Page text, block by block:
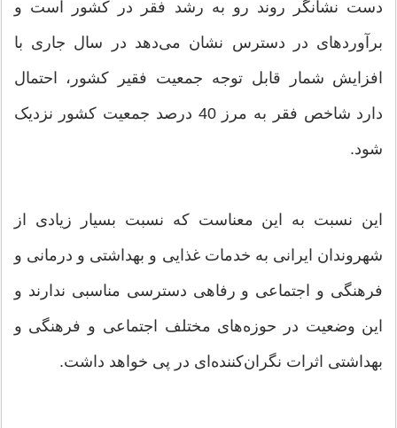
دست نشانگر روند رو به رشد فقر در کشور است و
برآوردهای در دسترس نشان می‌دهد در سال جاری با
افزایش شمار قابل توجه جمعیت فقیر کشور، احتمال
دارد شاخص فقر به مرز 40 درصد جمعیت کشور نزدیک
شود.
این نسبت به این معناست که نسبت بسیار زیادی از
شهروندان ایرانی به خدمات غذایی و بهداشتی و درمانی و
فرهنگی و اجتماعی و رفاهی دسترسی مناسبی ندارند و
این وضعیت در حوزه‌های مختلف اجتماعی و فرهنگی و
بهداشتی اثرات نگران‌کننده‌ای در پی خواهد داشت.